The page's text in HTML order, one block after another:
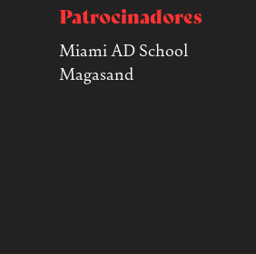
Patrocinadores
Miami AD School
Magasand